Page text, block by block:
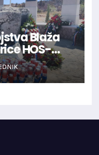
Blaža
HOS-
novi